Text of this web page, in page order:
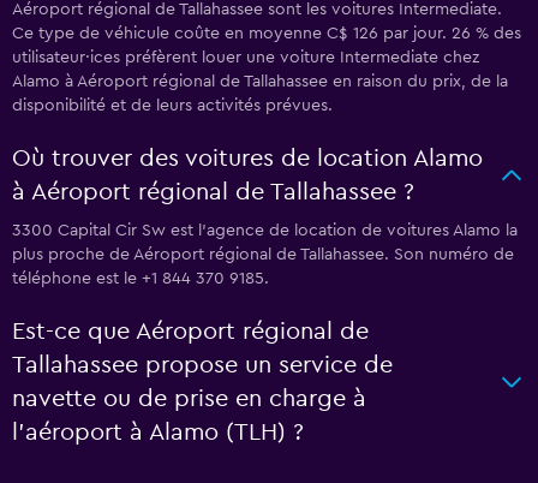
Aéroport régional de Tallahassee sont les voitures Intermediate.
Ce type de véhicule coûte en moyenne C$ 126 par jour. 26 % des
utilisateur·ices préfèrent louer une voiture Intermediate chez
Alamo à Aéroport régional de Tallahassee en raison du prix, de la
disponibilité et de leurs activités prévues.
Où trouver des voitures de location Alamo
à Aéroport régional de Tallahassee ?
3300 Capital Cir Sw est l'agence de location de voitures Alamo la
plus proche de Aéroport régional de Tallahassee. Son numéro de
téléphone est le +1 844 370 9185.
Est-ce que Aéroport régional de
Tallahassee propose un service de
navette ou de prise en charge à
l’aéroport à Alamo (TLH) ?